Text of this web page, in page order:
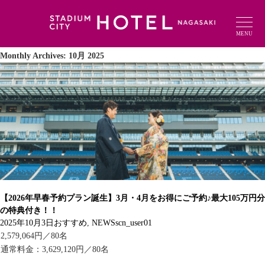
MENU
Monthly Archives: 10月 2025
【2026年早春予約プラン誕生】3月・4月をお得にご予約♪最大105万円分
の特典付き！！
2025年10月3日 おすすめ, NEWSscn_user01
2,579,064円／80名
通常料金：3,629,120円／80名